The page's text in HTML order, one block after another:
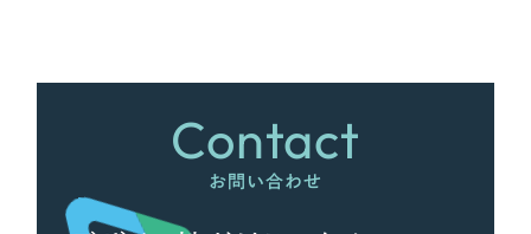
Contact
お問い合わせ